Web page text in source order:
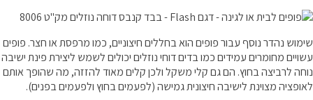
שימוש נהדר נוסף עבור פופים הוא בחללים חיצוניים, כמו מרפסת או חצר. פופים
עשויים מחומרים עמידים כמו בדים דוחי נוזלים יכולים לשמש ליצירת פינת ישיבה
נוחה לרביצה בחוץ. הם גם קלי משקל ולכן קלים מאוד להזזה, מה שהופך אותם
לאופציה מצוינת לישיבה חיצונית גמישה (לפעמים בחוץ ולפעמים בפנים).